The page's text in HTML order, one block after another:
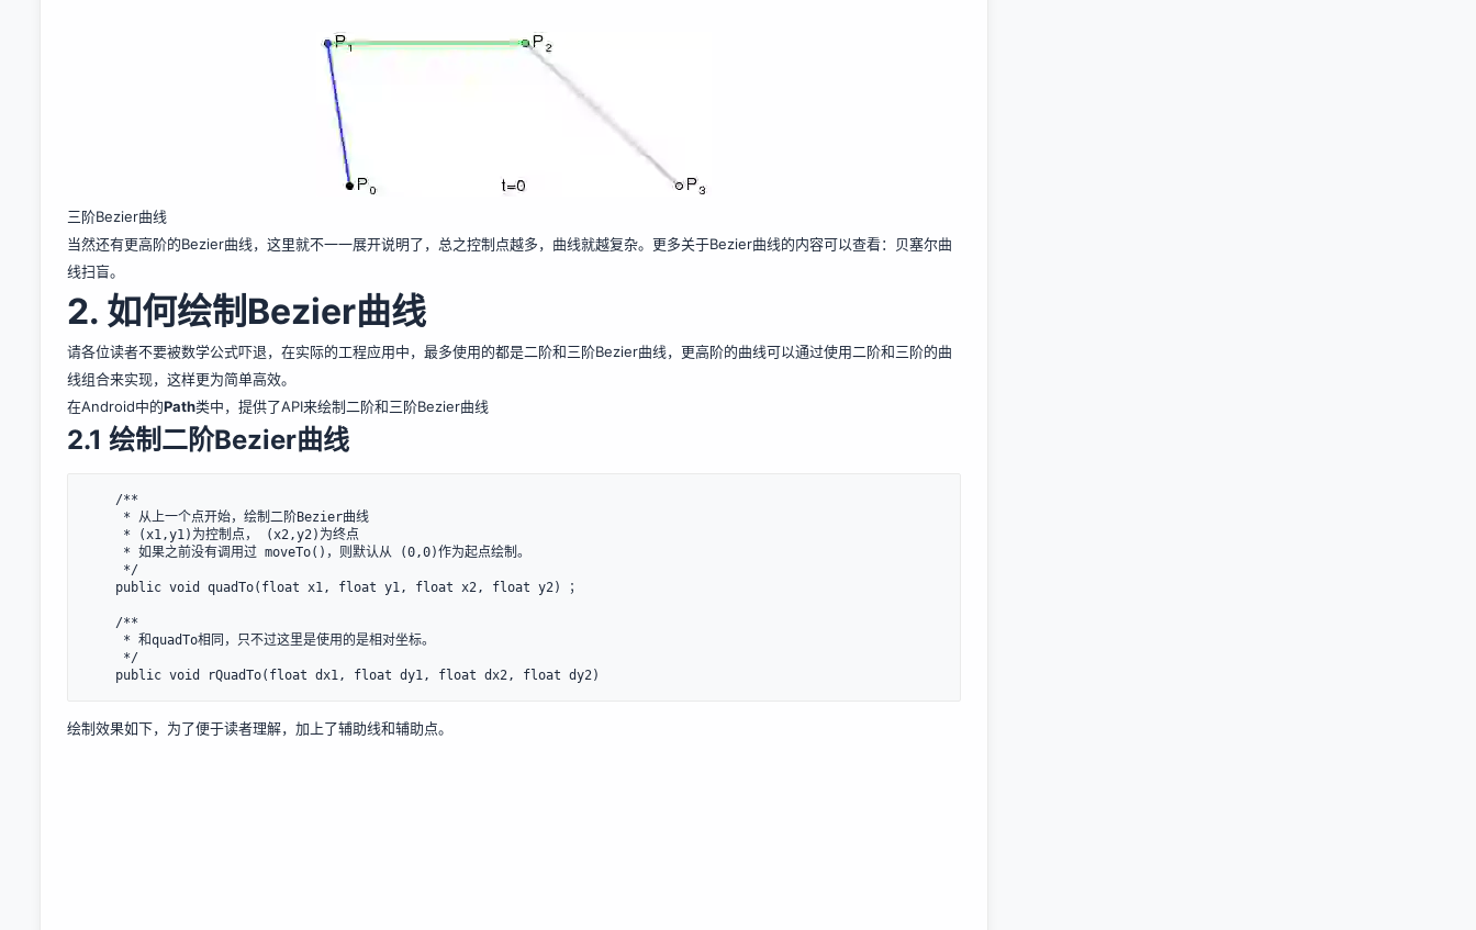
三阶Bezier曲线
当然还有更高阶的Bezier曲线，这里就不一一展开说明了，总之控制点越多，曲线就越复杂。更多关于Bezier曲线的内容可以查看：
贝塞尔曲
线扫盲。
2. 如何绘制Bezier曲线
请各位读者不要被数学公式吓退，在实际的工程应用中，最多使用的都是二阶和三阶Bezier曲线，更高阶的曲线可以通过使用二阶和三阶的曲
线组合来实现，这样更为简单高效。
在Android中的Path类中，提供了API来绘制二阶和三阶Bezier曲线
2.1 绘制二阶Bezier曲线
绘制效果如下，为了便于读者理解，加上了辅助线和辅助点。